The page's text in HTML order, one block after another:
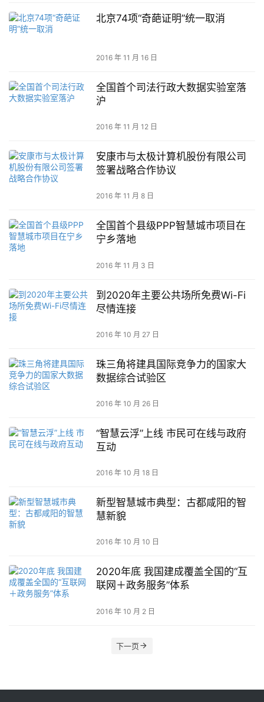
北京74项“奇葩证明”统一取消
2016 年 11 月 16 日
全国首个司法行政大数据实验室落
沪
2016 年 11 月 12 日
安康市与太极计算机股份有限公司
签署战略合作协议
2016 年 11 月 8 日
全国首个县级PPP智慧城市项目在
宁乡落地
2016 年 11 月 3 日
到2020年主要公共场所免费Wi-Fi
尽情连接
2016 年 10 月 27 日
珠三角将建具国际竞争力的国家大
数据综合试验区
2016 年 10 月 26 日
“智慧云浮”上线 市民可在线与政府
互动
2016 年 10 月 18 日
新型智慧城市典型：古都咸阳的智
慧新貌
2016 年 10 月 10 日
2020年底 我国建成覆盖全国的“互
联网＋政务服务”体系
2016 年 10 月 2 日
下一页